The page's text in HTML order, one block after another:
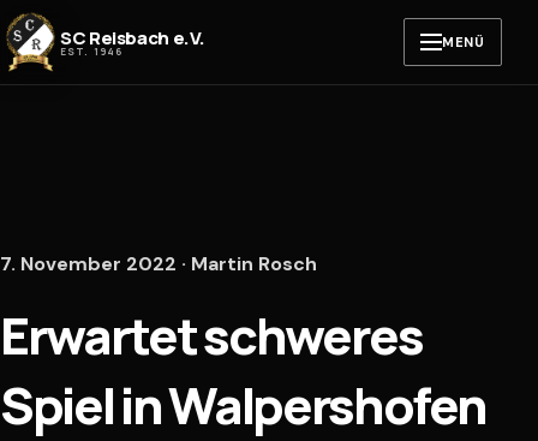
Zum Inhalt springen
SC Reisbach e.V.
EST. 1946 MENÜ
7. November 2022 · Martin Rosch
Erwartet schweres
Spiel in Walpershofen